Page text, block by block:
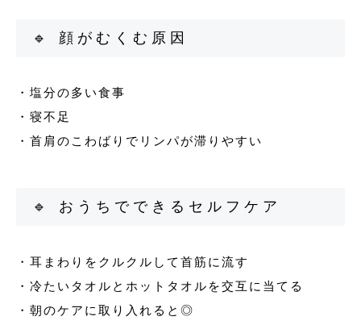
🔹 顔がむくむ原因
・塩分の多い食事
・寝不足
・首肩のこわばりでリンパが滞りやすい
🔹 おうちでできるセルフケア
・耳まわりをクルクルして首筋に流す
・冷たいタオルとホットタオルを交互に当てる
・朝のケアに取り入れると◎